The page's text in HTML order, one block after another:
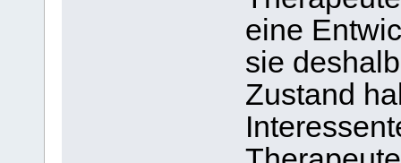
eine
sie
Zustand